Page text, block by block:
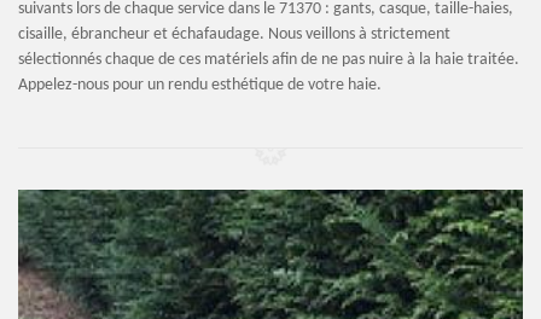
suivants lors de chaque service dans le 71370 : gants, casque, taille-haies,
cisaille, ébrancheur et échafaudage. Nous veillons à strictement
sélectionnés chaque de ces matériels afin de ne pas nuire à la haie traitée.
Appelez-nous pour un rendu esthétique de votre haie.